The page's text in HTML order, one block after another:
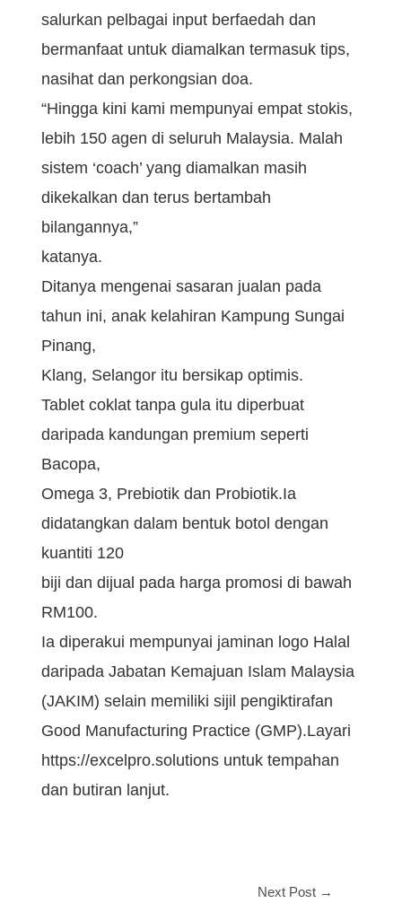
salurkan pelbagai input berfaedah dan
bermanfaat untuk diamalkan termasuk tips,
nasihat dan perkongsian doa.
“Hingga kini kami mempunyai empat stokis,
lebih 150 agen di seluruh Malaysia. Malah
sistem ‘coach’ yang diamalkan masih
dikekalkan dan terus bertambah
bilangannya,”
katanya.
Ditanya mengenai sasaran jualan pada
tahun ini, anak kelahiran Kampung Sungai
Pinang,
Klang, Selangor itu bersikap optimis.
Tablet coklat tanpa gula itu diperbuat
daripada kandungan premium seperti
Bacopa,
Omega 3, Prebiotik dan Probiotik.Ia
didatangkan dalam bentuk botol dengan
kuantiti 120
biji dan dijual pada harga promosi di bawah
RM100.
Ia diperakui mempunyai jaminan logo Halal
daripada Jabatan Kemajuan Islam Malaysia
(JAKIM) selain memiliki sijil pengiktirafan
Good Manufacturing Practice (GMP).Layari
https://excelpro.solutions untuk tempahan
dan butiran lanjut.
Next Post →